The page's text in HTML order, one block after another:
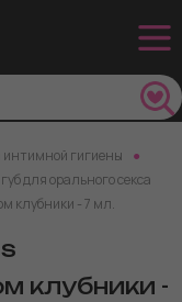
интимной гигиены
для орального секса
клубники - 7 мл.
клубники -